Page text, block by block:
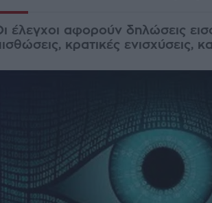
έλεγχοι αφορούν δηλώσεις
κρατικές ενισχύσεις,